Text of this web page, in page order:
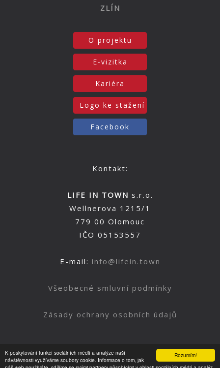
Rozumím!
K poskytování funkcí sociálních médií a analýze naší
návštěvnosti využíváme soubory cookie. Informace o tom, jak
ZLÍN
O projektu
E-vizitka
Kariéra
Logo ke stažení
Facebook
Kontakt:
LIFE IN TOWN s.r.o.
Wellnerova 1215/1
779 00 Olomouc
IČO 05153557
E-mail: info@lifein.town
Všeobecné smluvní podmínky
Zásady ochrany osobních údajů
Nahoru